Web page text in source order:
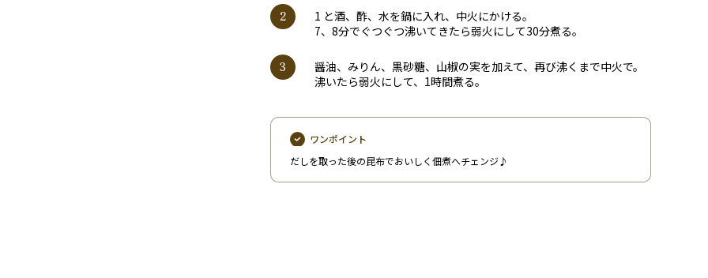
1 と酒、酢、水を鍋に入れ、中火にかける。
7、8分でぐつぐつ沸いてきたら弱火にして30分煮る。
醤油、みりん、黒砂糖、山椒の実を加えて、再び沸くまで中火で。
沸いたら弱火にして、1時間煮る。
ワンポイント
だしを取った後の昆布でおいしく佃煮へチェンジ♪